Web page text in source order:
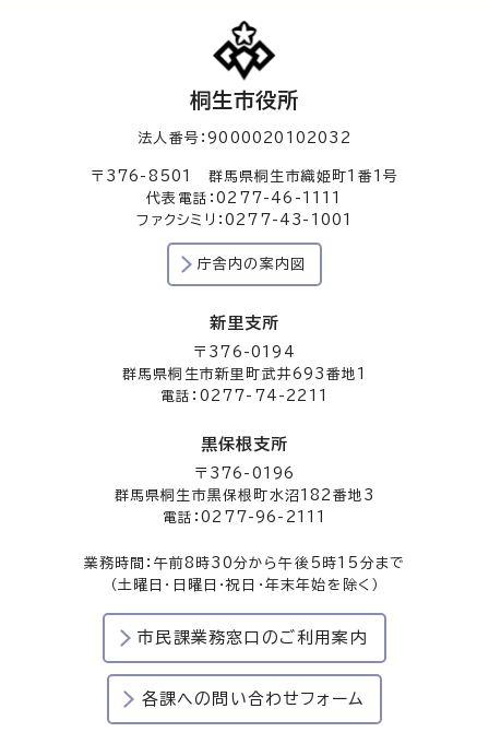
桐生市役所
法人番号：9000020102032
〒376-8501 群馬県桐生市織姫町1番1号
代表電話：0277-46-1111
ファクシミリ：0277-43-1001
庁舎内の案内図
新里支所
〒376-0194
群馬県桐生市新里町武井693番地1
電話：0277-74-2211
黒保根支所
〒376-0196
群馬県桐生市黒保根町水沼182番地3
電話：0277-96-2111
業務時間：午前8時30分から午後5時15分まで
（土曜日・日曜日・祝日・年末年始を除く）
市民課業務窓口のご利用案内
各課への問い合わせフォーム